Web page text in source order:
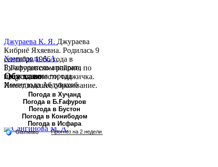
Хомидзода А.А.
Руководитель аппарата
председателя города
Хомидзода Абдувахоб
Абдумаджид родился 8
июня 1978 года в городе
Худжанде. По
национальности...
Джураева К. Я. Джураева
Кибриё Яхяевна. Родилась 9
сентября 1966 года в
Б.Гафуровском районе, по
национальности таджичка.
Имеет высшее образование.
В 1997 ...
Обу хаво
Погода в Хуҷанд
Погода в Б.Ғафуров
Погода в Бустон
Погода в Конибодом
Погода в Исфара